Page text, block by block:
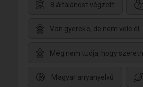
8 általánost végzett
Van gyereke, de nem vele él
Még nem tudja, hogy
Magyar anyanyelvű